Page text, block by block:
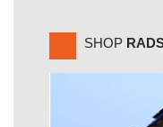
SHOP